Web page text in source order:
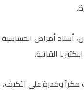
أستاذ أمراض
القاتلة.